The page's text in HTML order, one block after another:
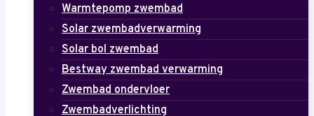
Warmtepomp zwembad
Solar zwembadverwarming
Solar bol zwembad
Bestway zwembad verwarming
Zwembad ondervloer
Zwembadverlichting